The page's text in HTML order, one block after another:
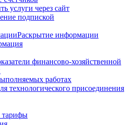
услуги через сайт
подпиской
Раскрытие информации
финансово-хозяйственной
работах
технологического присоединения
тарифы